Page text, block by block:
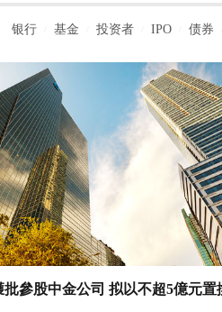
银行 基金 投资者 IPO 债券
批參股中金公司 拟以不超5億元置